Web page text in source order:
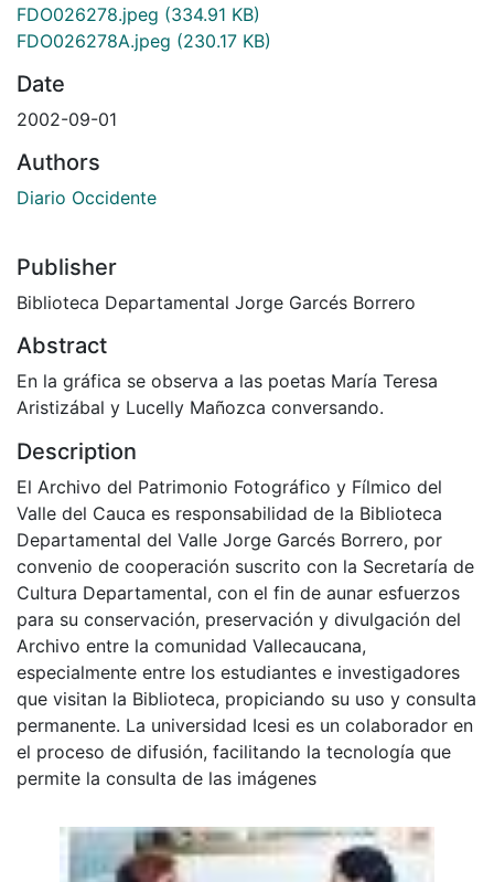
FDO026278.jpeg (334.91 KB)
FDO026278A.jpeg (230.17 KB)
Date
2002-09-01
Authors
Diario Occidente
Publisher
Biblioteca Departamental Jorge Garcés Borrero
Abstract
En la gráfica se observa a las poetas María Teresa
Aristizábal y Lucelly Mañozca conversando.
Description
El Archivo del Patrimonio Fotográfico y Fílmico del
Valle del Cauca es responsabilidad de la Biblioteca
Departamental del Valle Jorge Garcés Borrero, por
convenio de cooperación suscrito con la Secretaría de
Cultura Departamental, con el fin de aunar esfuerzos
para su conservación, preservación y divulgación del
Archivo entre la comunidad Vallecaucana,
especialmente entre los estudiantes e investigadores
que visitan la Biblioteca, propiciando su uso y consulta
permanente. La universidad Icesi es un colaborador en
el proceso de difusión, facilitando la tecnología que
permite la consulta de las imágenes